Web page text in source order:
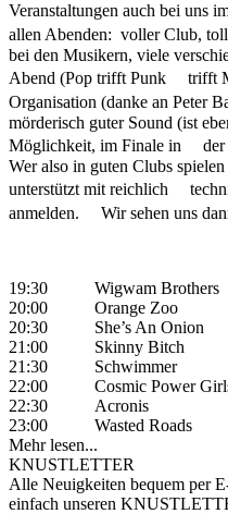
Veranstaltungen auch bei uns
allen Abenden: voller Club,
bei den Musikern, viele
Abend (Pop trifft Punk trifft
Organisation (danke an Peter
mörderisch guter Sound (ist
Möglichkeit, im Finale in
Wer also in guten Clubs
unterstützt mit reichlich
anmelden. Wir sehen uns
19:30 Wigwam Brothers
20:00
Orange Zoo
20:30
She’s An Onion
21:00
Skinny Bitch
21:30
Schwimmer
22:00
Cosmic Power
22:30
Acronis
23:00
Wasted Roads
Mehr lesen...
KNUSTLETTER
Alle Neuigkeiten bequem per
einfach unseren